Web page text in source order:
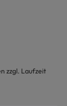
zzgl. Laufzeit